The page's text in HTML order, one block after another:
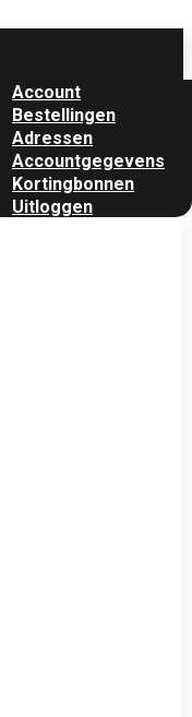
Account
Bestellingen
Adressen
Accountgegevens
Kortingbonnen
Uitloggen